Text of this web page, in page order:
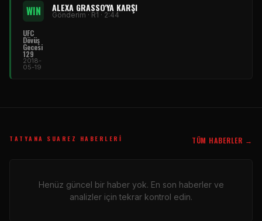
WIN ALEXA GRASSO'YA KARŞI
Gönderim · R1 · 2:44
UFC
Dövüş
Gecesi
129
2018-
05-19
TATYANA SUAREZ HABERLERI TÜM HABERLER →
Henüz güncel bir haber yok. En son haberler ve
analizler için tekrar kontrol edin.